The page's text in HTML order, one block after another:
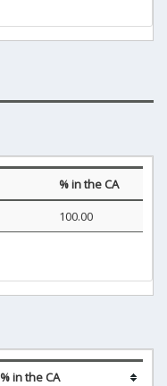
% in the CA
100.00
% in the CA